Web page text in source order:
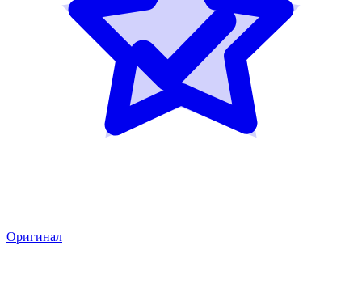
Оригинал